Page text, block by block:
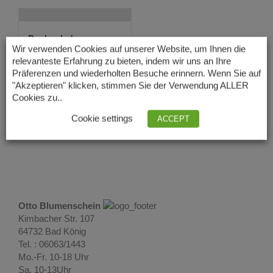
Rochenleder
Armspange in lila
54,00€ Lieferzeit: 3 – 5
Tage
Otto Blumenschein
Kimbacher Str. 107
64732 Bad König
Tel. : 06063/1443
Mo.-Fr. 10-18 Uhr
Sa. 10-13Uhr
Wir verwenden Cookies auf unserer Website, um Ihnen die
relevanteste Erfahrung zu bieten, indem wir uns an Ihre
Präferenzen und wiederholten Besuche erinnern. Wenn Sie auf
"Akzeptieren" klicken, stimmen Sie der Verwendung ALLER
Cookies zu..
Cookie settings ACCEPT